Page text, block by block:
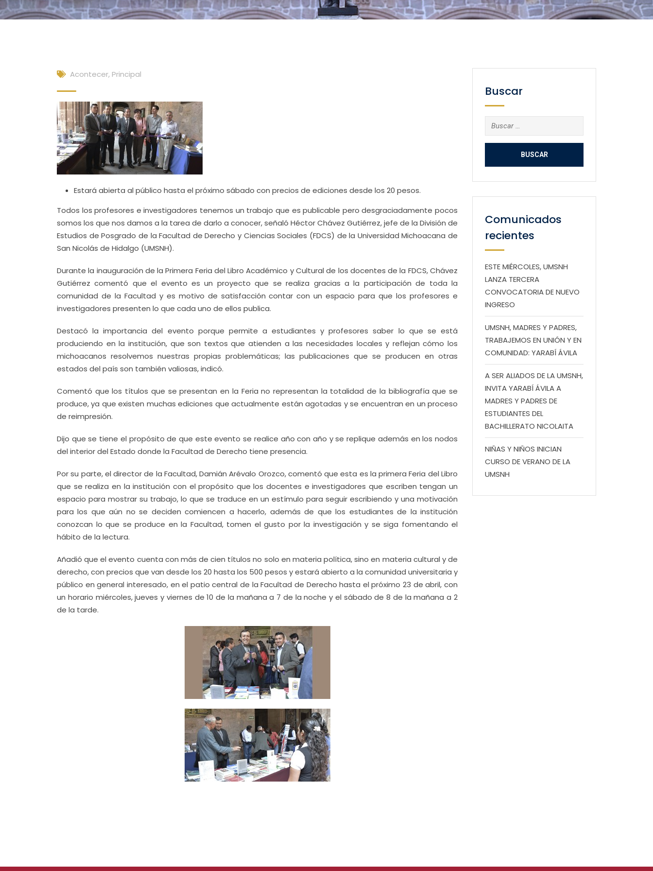
Acontecer, Principal
Estará abierta al público hasta el próximo sábado con precios de ediciones desde los 20 pesos.
Todos los profesores e investigadores tenemos un trabajo que es publicable pero desgraciadamente pocos
somos los que nos damos a la tarea de darlo a conocer, señaló Héctor Chávez Gutiérrez, jefe de la División de
Estudios de Posgrado de la Facultad de Derecho y Ciencias Sociales (FDCS) de la Universidad Michoacana de
San Nicolás de Hidalgo (UMSNH).
Durante la inauguración de la Primera Feria del Libro Académico y Cultural de los docentes de la FDCS, Chávez
Gutiérrez comentó que el evento es un proyecto que se realiza gracias a la participación de toda la
comunidad de la Facultad y es motivo de satisfacción contar con un espacio para que los profesores e
investigadores presenten lo que cada uno de ellos publica.
Destacó la importancia del evento porque permite a estudiantes y profesores saber lo que se está
produciendo en la institución, que son textos que atienden a las necesidades locales y reflejan cómo los
michoacanos resolvemos nuestras propias problemáticas; las publicaciones que se producen en otras
estados del país son también valiosas, indicó.
Comentó que los títulos que se presentan en la Feria no representan la totalidad de la bibliografía que se
produce, ya que existen muchas ediciones que actualmente están agotadas y se encuentran en un proceso
de reimpresión.
Dijo que se tiene el propósito de que este evento se realice año con año y se replique además en los nodos
del interior del Estado donde la Facultad de Derecho tiene presencia.
Por su parte, el director de la Facultad, Damián Arévalo Orozco, comentó que esta es la primera Feria del Libro
que se realiza en la institución con el propósito que los docentes e investigadores que escriben tengan un
espacio para mostrar su trabajo, lo que se traduce en un estímulo para seguir escribiendo y una motivación
para los que aún no se deciden comiencen a hacerlo, además de que los estudiantes de la institución
conozcan lo que se produce en la Facultad, tomen el gusto por la investigación y se siga fomentando el
hábito de la lectura.
Añadió que el evento cuenta con más de cien títulos no solo en materia política, sino en materia cultural y de
derecho, con precios que van desde los 20 hasta los 500 pesos y estará abierto a la comunidad universitaria y
público en general interesado, en el patio central de la Facultad de Derecho hasta el próximo 23 de abril, con
un horario miércoles, jueves y viernes de 10 de la mañana a 7 de la noche y el sábado de 8 de la mañana a 2
de la tarde.
Buscar
Buscar:
Comunicados
recientes
ESTE MIÉRCOLES, UMSNH
LANZA TERCERA
CONVOCATORIA DE NUEVO
INGRESO
UMSNH, MADRES Y PADRES,
TRABAJEMOS EN UNIÓN Y EN
COMUNIDAD: YARABÍ ÁVILA
A SER ALIADOS DE LA UMSNH,
INVITA YARABÍ ÁVILA A
MADRES Y PADRES DE
ESTUDIANTES DEL
BACHILLERATO NICOLAITA
NIÑAS Y NIÑOS INICIAN
CURSO DE VERANO DE LA
UMSNH